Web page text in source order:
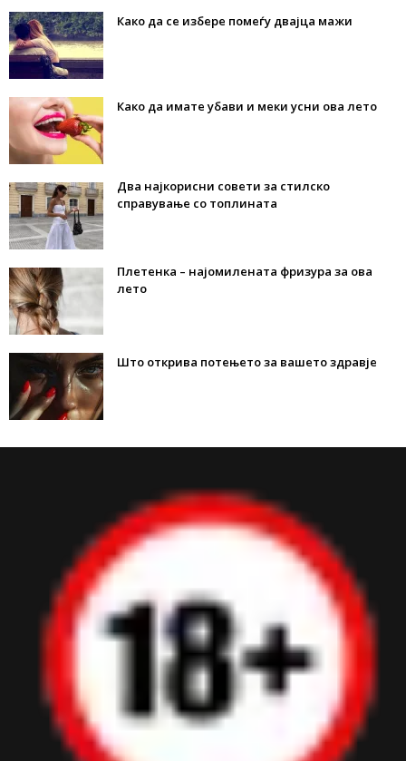
Како да се избере помеѓу двајца мажи
Како да имате убави и меки усни ова лето
Два најкорисни совети за стилско
справување со топлината
Плетенка – најомилената фризура за ова
лето
Што открива потењето за вашето здравје